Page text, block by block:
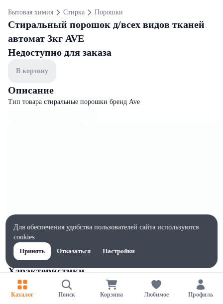
Бытовая химия Стирка Порошки
Cтиральный порошок д/всех видов тканей
автомат 3кг AVE
Недоступно для заказа
В корзину
Описание
Тип товара стиральные порошки бренд Ave
Характеристики
Ширина, мм
270
Каталог Поиск Корзина Любимое Профиль
Для обеспечения удобства пользователей сайта используются
cookies
Принять
Отказаться Настройки